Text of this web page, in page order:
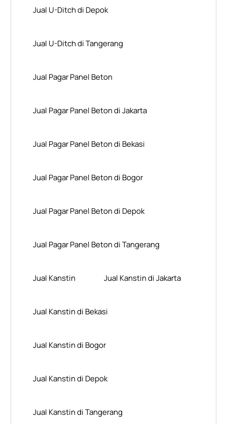
Jual U-Ditch di Depok
Jual U-Ditch di Tangerang
Jual Pagar Panel Beton
Jual Pagar Panel Beton di Jakarta
Jual Pagar Panel Beton di Bekasi
Jual Pagar Panel Beton di Bogor
Jual Pagar Panel Beton di Depok
Jual Pagar Panel Beton di Tangerang
Jual Kanstin Jual Kanstin di Jakarta
Jual Kanstin di Bekasi
Jual Kanstin di Bogor
Jual Kanstin di Depok
Jual Kanstin di Tangerang